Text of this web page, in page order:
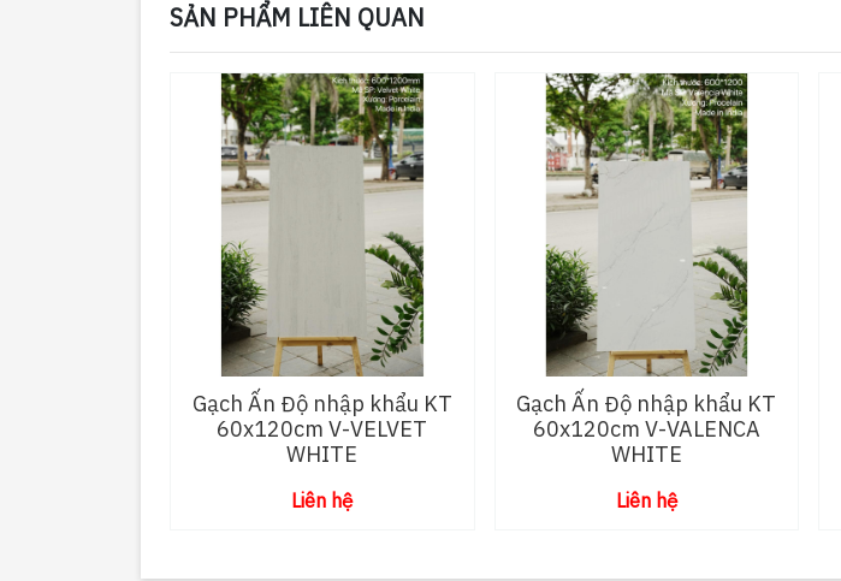
SẢN PHẨM LIÊN QUAN
Gạch Ấn Độ nhập khẩu KT
60x120cm V-VELVET
WHITE
Liên hệ
Gạch Ấn Độ nhập khẩu KT
60x120cm V-VALENCA
WHITE
Liên hệ